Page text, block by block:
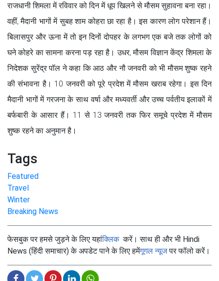
राजधानी शिमला में रविवार को दिन में धूप खिलने से मौसम सुहावना बना रहा।
वहीं, मैदानी भागों में सुबह शाम कोहरा छा रहा है। इस कारण लोग परेशान हैं।
बिलासपुर और ऊना में तो इन दिनों दोपहर के लगभग एक बजे तक लोगों को
घने कोहरे का सामना करना पड़ रहा है। उधर, मौसम विज्ञान केंद्र शिमला के
निदेशक सुरेंद्र पॉल ने कहा कि आठ और नौ जनवरी को भी मौसम शुष्क रहने
की संभावना है। 10 जनवरी को पूरे प्रदेश में मौसम खराब रहेगा। इस दिन
मैदानी भागों में गरजना के साथ वर्षा और मध्यवर्ती और उच्च पर्वतीय इलाकों में
बर्फबारी के आसार हैं। 11 से 13 जनवरी तक फिर समूचे प्रदेश में मौसम
शुष्क रहने का अनुमान है।
Tags
Featured
Travel
Winter
Breaking News
फेसबुक पर हमसे जुड़ने के लिए यहांक्लिककरें। साथ ही और भी Hindi
News (हिंदी समाचार) के अपडेट पाने के लिए हमेंगूगल न्यूजपर फॉलो करें।